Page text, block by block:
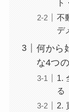
不
デ
何から
な4つ
1.
る
2.